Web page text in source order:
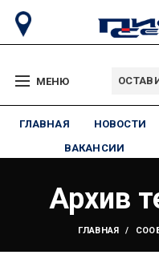
МЕНЮ
ГЛАВНАЯ НОВОСТИ
ВАКАНСИИ
Архив
ГЛАВНАЯ